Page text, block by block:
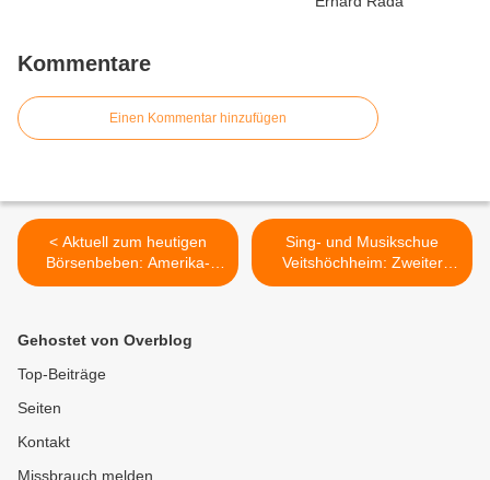
Kommentare
Einen Kommentar hinzufügen
< Aktuell zum heutigen
Börsenbeben: Amerika-
Experte Dr. Markus
Gymnasiums
Veitshöchheim auf, wie
Donald Trump die USA und
die ganze Welt in Atem hält
Sing- und Musikschue
Veitshöchheim: Zweiter
Preis für Cornelius Bien und
Gehostet von Overblog
Top-Beiträge
Seiten
Kontakt
Missbrauch melden